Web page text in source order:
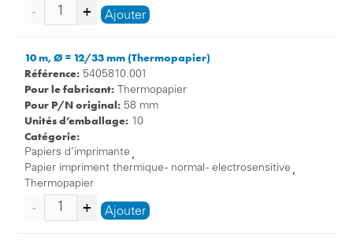
Ajouter
10 m, Ø = 12/33 mm (Thermopapier)
Référence: 5405810.001
Pour le fabricant: Thermopapier
Pour P/N original: 58 mm
Unités d’emballage: 10
Catégorie:
Papiers d’imprimante ,
Papier impriment thermique - normal - electrosensitive ,
Thermopapier
Ajouter